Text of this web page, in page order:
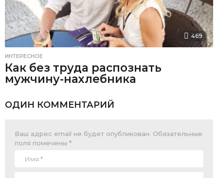
469
ИНТЕРЕСНОЕ
Как без труда распознать
мужчину-нахлебника
ОДИН КОММЕНТАРИЙ
Ваш адрес email не будет опубликован. Обязательные
поля помечены *